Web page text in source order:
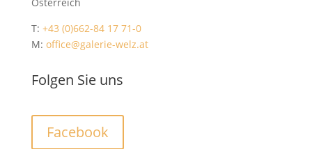
T: +43 (0)662-84 17 71-0
M: office@galerie-welz.at
Folgen Sie uns
Facebook